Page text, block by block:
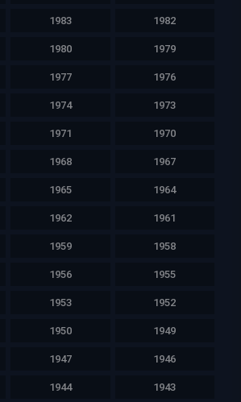
1983 1982
1980 1979
1977 1976
1974 1973
1971 1970
1968 1967
1965 1964
1962 1961
1959 1958
1956 1955
1953 1952
1950 1949
1947 1946
1944 1943